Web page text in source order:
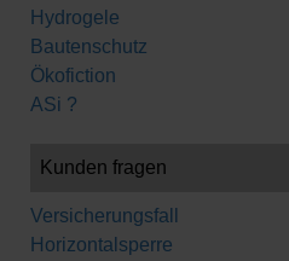
Hydrogele
Bautenschutz
Ökofiction
ASi ?
Kunden fragen
Versicherungsfall
Horizontalsperre